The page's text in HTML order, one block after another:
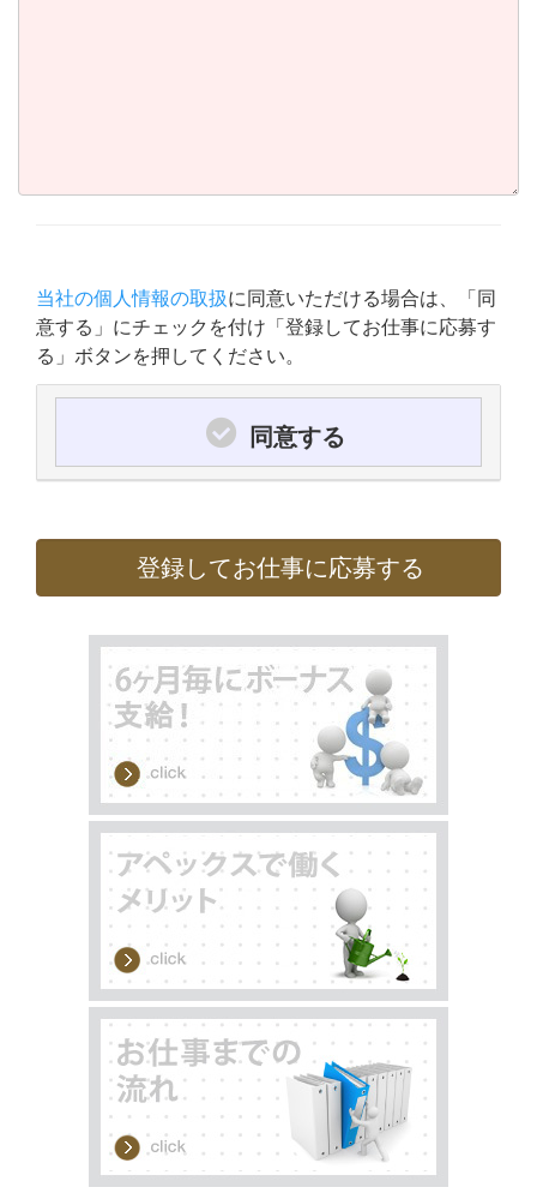
当社の個人情報の取扱に同意いただける場合は、「同
意する」にチェックを付け「登録してお仕事に応募す
る」ボタンを押してください。
同意する